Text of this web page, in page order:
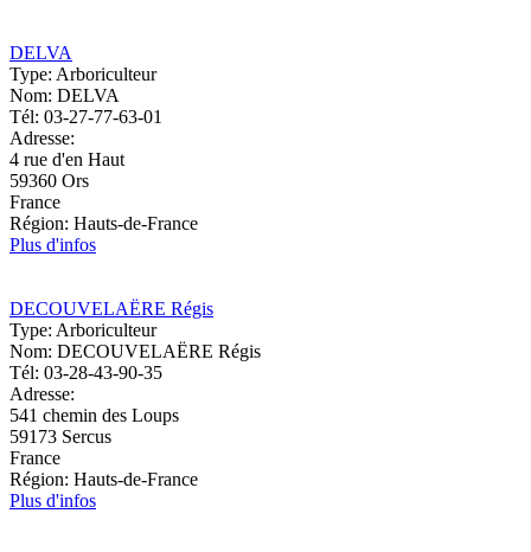
DELVA
Type: Arboriculteur
Nom: DELVA
Tél: 03-27-77-63-01
Adresse:
4 rue d'en Haut
59360 Ors
France
Région: Hauts-de-France
Plus d'infos
DECOUVELAËRE Régis
Type: Arboriculteur
Nom: DECOUVELAËRE Régis
Tél: 03-28-43-90-35
Adresse:
541 chemin des Loups
59173 Sercus
France
Région: Hauts-de-France
Plus d'infos